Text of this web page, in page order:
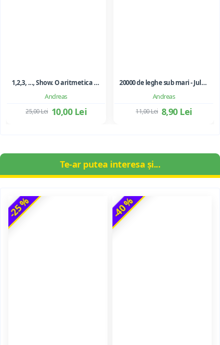
Andreas
1,2,3, ..., Show. O aritmetica emotionala, o poezie a matematicii - Ioan Dancila
10,00 Lei
25,00 Lei
Andreas
20000 de leghe sub mari - Jules Verne
8,90 Lei
11,00 Lei
Te-ar putea interesa și...
-25 % -40 %